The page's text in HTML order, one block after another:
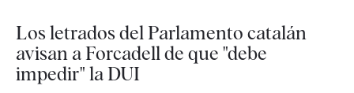
Los letrados del Parlamento catalán
avisan a Forcadell de que "debe
impedir" la DUI